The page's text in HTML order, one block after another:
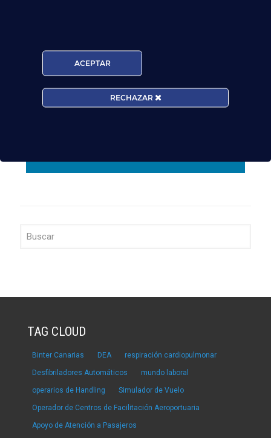
facilite con la finalidad de gestionar su consulta y
darle respuesta. Puede ejercer sus derechos de
protección de datos a través del e-mail
escuelasuperioraeronautica.com. Para más
información, por favor, consulte nuestra
Política de
TAG CLOUD
Binter Canarias DEA respiración cardiopulmonar
Desfibriladores Automáticos mundo laboral
operarios de Handling Simulador de Vuelo
Operador de Centros de Facilitación Aeroportuaria
Apoyo de Atención a Pasajeros
ACEPTAR
RECHAZAR